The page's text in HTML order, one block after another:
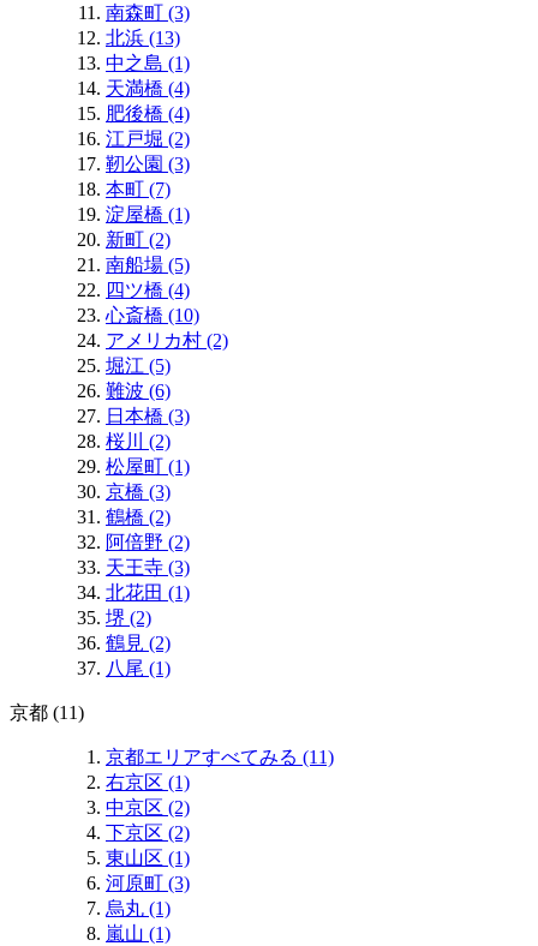
南森町 (3)
北浜 (13)
中之島 (1)
天満橋 (4)
肥後橋 (4)
江戸堀 (2)
靭公園 (3)
本町 (7)
淀屋橋 (1)
新町 (2)
南船場 (5)
四ツ橋 (4)
心斎橋 (10)
アメリカ村 (2)
堀江 (5)
難波 (6)
日本橋 (3)
桜川 (2)
松屋町 (1)
京橋 (3)
鶴橋 (2)
阿倍野 (2)
天王寺 (3)
北花田 (1)
堺 (2)
鶴見 (2)
八尾 (1)
京都 (11)
京都エリアすべてみる (11)
右京区 (1)
中京区 (2)
下京区 (2)
東山区 (1)
河原町 (3)
烏丸 (1)
嵐山 (1)